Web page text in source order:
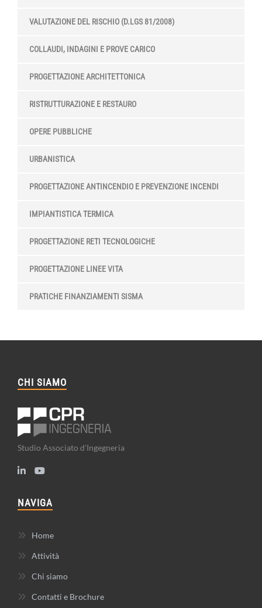
VALUTAZIONE DEL RISCHIO (D.LGS 81/2008)
COLLAUDI, INDAGINI E PROVE CARICO
PROGETTAZIONE ARCHITETTONICA
RISTRUTTURAZIONE E RESTAURO
OPERE PUBBLICHE
URBANISTICA
PROGETTAZIONE ANTINCENDIO E PREVENZIONE INCENDI
IMPIANTISTICA TERMICA
PROGETTAZIONE RETI TECNOLOGICHE
PROGETTAZIONE LINEE VITA
PRATICHE FINANZIAMENTI SISMA
CHI SIAMO
Studio Associato d'Ingegneria
NAVIGA
Home
Attività
Chi siamo
Contatti e Brochure